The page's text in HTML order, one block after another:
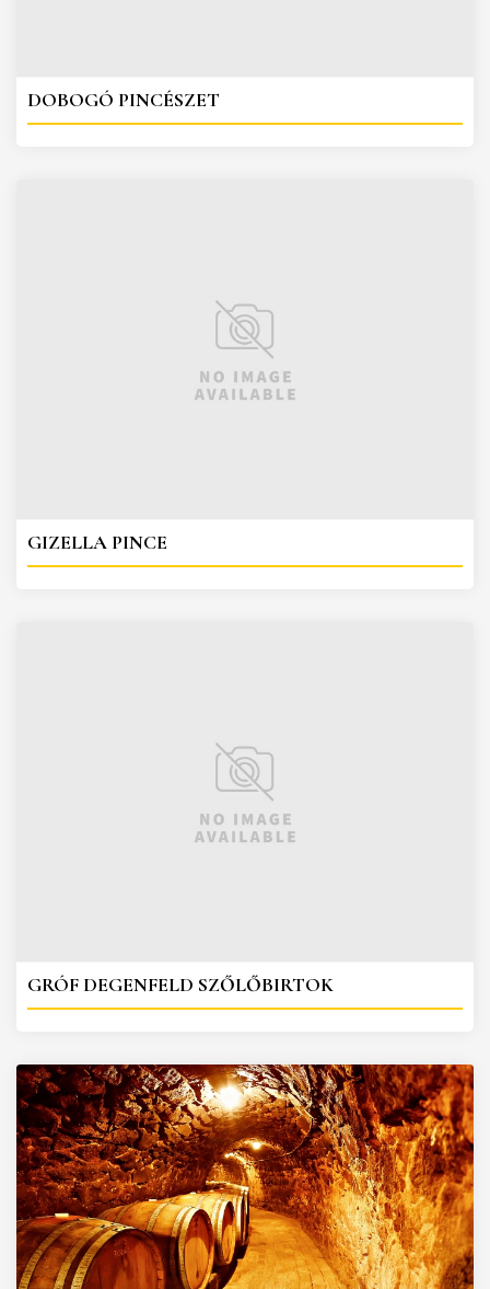
DOBOGÓ PINCÉSZET
GIZELLA PINCE
GRÓF DEGENFELD SZŐLŐBIRTOK